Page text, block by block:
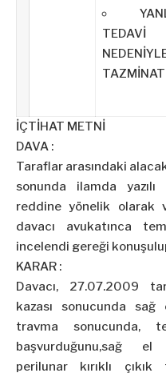
TEDAVİ
TAZMİNAT
İÇTİHAT METNİ
DAVA :
Taraflar arasındaki alacak
sonunda ilamda yazılı
reddine yönelik olarak
davacı avukatınca
incelendi gereği
KARAR :
Davacı, 27.07.2009
kazası sonucunda
travma sonucunda,
başvurduğunu,sağ
perilunar kırıklı çıkık